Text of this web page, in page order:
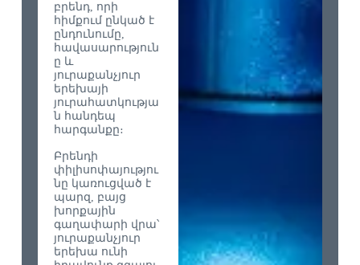
բրենդ, որի
հիմքում ընկած է
ընդունումը,
հավասարություն
ը և
յուրաքանչյուր
երեխայի
յուրահատկությա
ն հանդեպ
հարգանքը։
Բրենդի
փիլիսոփայությու
նը կառուցված է
պարզ, բայց
խորքային
գաղափարի վրա՝
յուրաքանչյուր
երեխա ունի